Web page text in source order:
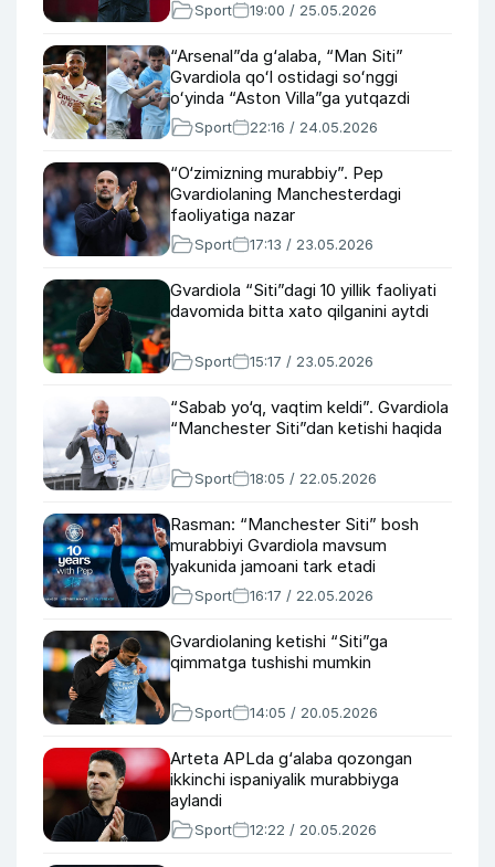
Sport 19:00 / 25.05.2026
“Arsenal”da g‘alaba, “Man Siti”
Gvardiola qoʻl ostidagi soʻnggi
oʻyinda “Aston Villa”ga yutqazdi
Sport 22:16 / 24.05.2026
“O‘zimizning murabbiy”. Pep
Gvardiolaning Manchesterdagi
faoliyatiga nazar
Sport 17:13 / 23.05.2026
Gvardiola “Siti”dagi 10 yillik faoliyati
davomida bitta xato qilganini aytdi
Sport 15:17 / 23.05.2026
“Sabab yo‘q, vaqtim keldi”. Gvardiola
“Manchester Siti”dan ketishi haqida
Sport 18:05 / 22.05.2026
Rasman: “Manchester Siti” bosh
murabbiyi Gvardiola mavsum
yakunida jamoani tark etadi
Sport 16:17 / 22.05.2026
Gvardiolaning ketishi “Siti”ga
qimmatga tushishi mumkin
Sport 14:05 / 20.05.2026
Arteta APLda g‘alaba qozongan
ikkinchi ispaniyalik murabbiyga
aylandi
Sport 12:22 / 20.05.2026